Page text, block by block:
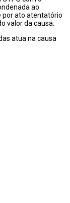
ao
por ato atentatório
valor da causa.
atua na causa